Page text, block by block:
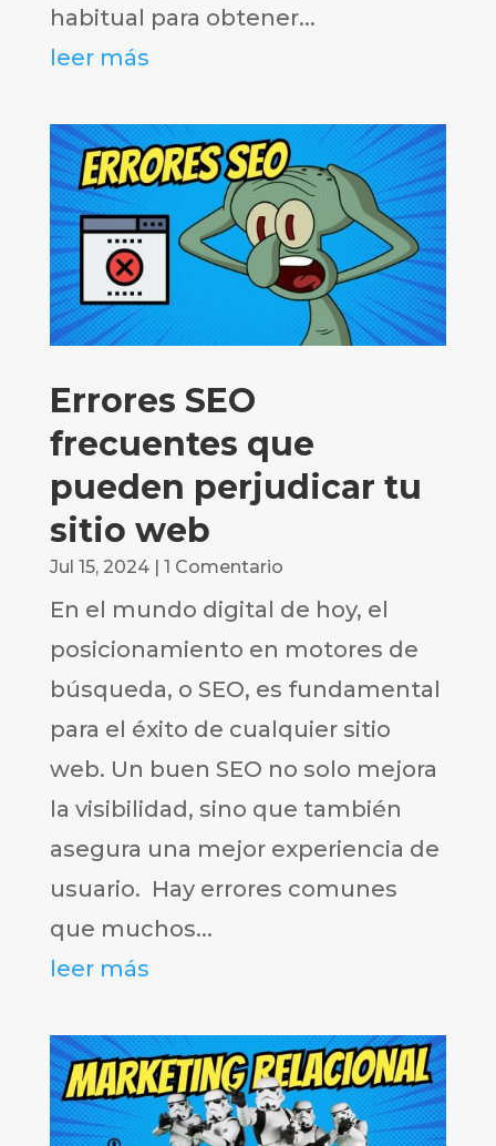
habitual para obtener...
leer más
Errores SEO
frecuentes que
pueden perjudicar tu
sitio web
Jul 15, 2024| 1 Comentario
En el mundo digital de hoy, el
posicionamiento en motores de
búsqueda, o SEO, es fundamental
para el éxito de cualquier sitio
web. Un buen SEO no solo mejora
la visibilidad, sino que también
asegura una mejor experiencia de
usuario. Hay errores comunes
que muchos...
leer más